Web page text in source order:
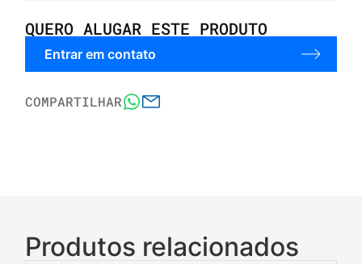
QUERO ALUGAR ESTE PRODUTO
Entrar em contato
COMPARTILHAR
Produtos relacionados